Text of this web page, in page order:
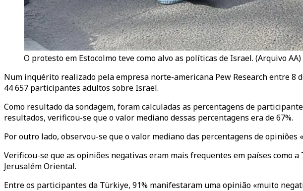
O protesto em Estocolmo teve como alvo as políticas de Israel. (Arquivo AA)
Num inquérito realizado pela empresa norte-americana Pew Research entre 8
44 657 participantes adultos sobre Israel.
Como resultado da sondagem, foram calculadas as percentagens de
resultados, verificou-se que o valor mediano dessas percentagens era de 67%.
Por outro lado, observou-se que o valor mediano das percentagens de opiniões
Verificou-se que as opiniões negativas eram mais frequentes em países como
Jerusalém Oriental.
Entre os participantes da Türkiye, 91% manifestaram uma opinião «muito